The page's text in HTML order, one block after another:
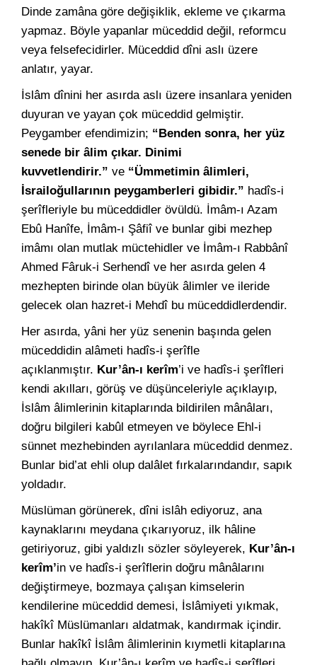
Dinde zamâna göre değişiklik, ekleme ve çıkarma
yapmaz. Böyle yapanlar müceddid değil, reformcu
veya felsefecidirler. Müceddid dîni aslı üzere
anlatır, yayar.
İslâm dînini her asırda aslı üzere insanlara yeniden
duyuran ve yayan çok müceddid gelmiştir.
Peygamber efendimizin; “Benden sonra, her yüz
senede bir âlim çıkar. Dinimi
kuvvetlendirir.” ve “Ümmetimin âlimleri,
İsrailoğullarının peygamberleri gibidir.” hadîs-i
şerîfleriyle bu müceddidler övüldü. İmâm-ı Azam
Ebû Hanîfe, İmâm-ı Şâfiî ve bunlar gibi mezhep
imâmı olan mutlak müctehidler ve İmâm-ı Rabbânî
Ahmed Fâruk-i Serhendî ve her asırda gelen 4
mezhepten birinde olan büyük âlimler ve ileride
gelecek olan hazret-i Mehdî bu müceddidlerdendir.
Her asırda, yâni her yüz senenin başında gelen
müceddidin alâmeti hadîs-i şerîfle
açıklanmıştır. Kur’ân-ı kerîm’i ve hadîs-i şerîfleri
kendi akılları, görüş ve düşünceleriyle açıklayıp,
İslâm âlimlerinin kitaplarında bildirilen mânâları,
doğru bilgileri kabûl etmeyen ve böylece Ehl-i
sünnet mezhebinden ayrılanlara müceddid denmez.
Bunlar bid’at ehli olup dalâlet fırkalarındandır, sapık
yoldadır.
Müslüman görünerek, dîni islâh ediyoruz, ana
kaynaklarını meydana çıkarıyoruz, ilk hâline
getiriyoruz, gibi yaldızlı sözler söyleyerek, Kur’ân-ı
kerîm’in ve hadîs-i şerîflerin doğru mânâlarını
değiştirmeye, bozmaya çalışan kimselerin
kendilerine müceddid demesi, İslâmiyeti yıkmak,
hakîkî Müslümanları aldatmak, kandırmak içindir.
Bunlar hakîkî İslâm âlimlerinin kıymetli kitaplarına